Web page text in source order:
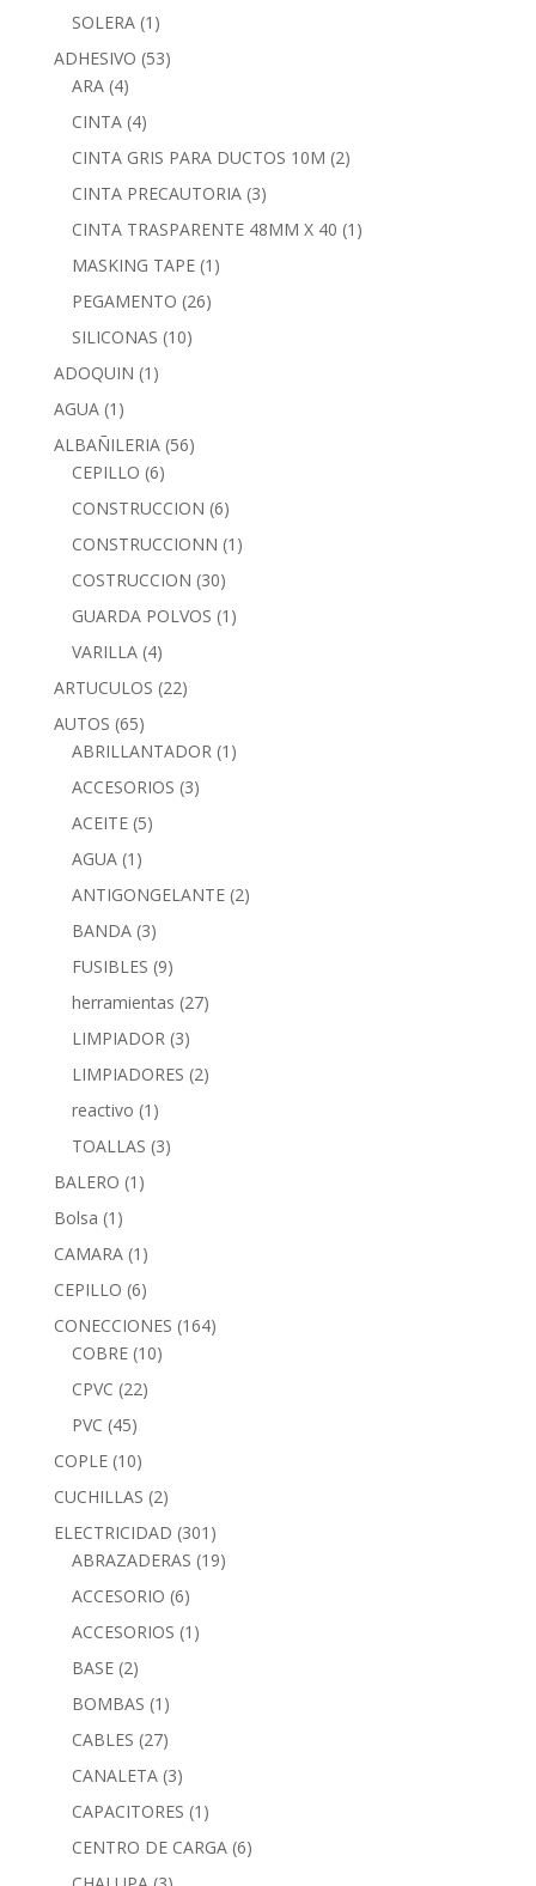
SOLERA (1)
ADHESIVO (53)
ARA (4)
CINTA (4)
CINTA GRIS PARA DUCTOS 10M (2)
CINTA PRECAUTORIA (3)
CINTA TRASPARENTE 48MM X 40 (1)
MASKING TAPE (1)
PEGAMENTO (26)
SILICONAS (10)
ADOQUIN (1)
AGUA (1)
ALBAÑILERIA (56)
CEPILLO (6)
CONSTRUCCION (6)
CONSTRUCCIONN (1)
COSTRUCCION (30)
GUARDA POLVOS (1)
VARILLA (4)
ARTUCULOS (22)
AUTOS (65)
ABRILLANTADOR (1)
ACCESORIOS (3)
ACEITE (5)
AGUA (1)
ANTIGONGELANTE (2)
BANDA (3)
FUSIBLES (9)
herramientas (27)
LIMPIADOR (3)
LIMPIADORES (2)
reactivo (1)
TOALLAS (3)
BALERO (1)
Bolsa (1)
CAMARA (1)
CEPILLO (6)
CONECCIONES (164)
COBRE (10)
CPVC (22)
PVC (45)
COPLE (10)
CUCHILLAS (2)
ELECTRICIDAD (301)
ABRAZADERAS (19)
ACCESORIO (6)
ACCESORIOS (1)
BASE (2)
BOMBAS (1)
CABLES (27)
CANALETA (3)
CAPACITORES (1)
CENTRO DE CARGA (6)